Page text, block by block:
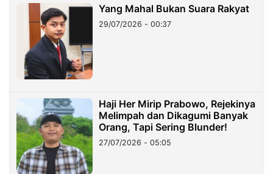
Yang Mahal Bukan Suara Rakyat
29/07/2026 - 00:37
Haji Her Mirip Prabowo, Rejekinya
Melimpah dan Dikagumi Banyak
Orang, Tapi Sering Blunder!
27/07/2026 - 05:05